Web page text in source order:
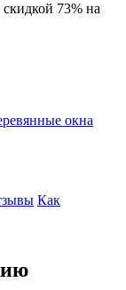
73% на
окна
Как